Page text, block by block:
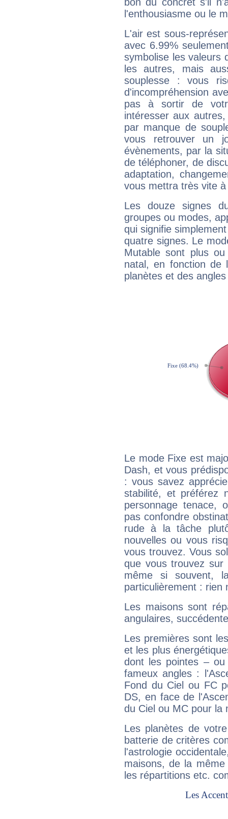
bon du concret s'il
l'enthousiasme ou le
L'air est sous-
avec 6.99%
symbolise les valeurs
les autres, mais
souplesse : vous
d'incompréhension
pas à sortir de
intéresser aux
par manque de
vous retrouver un
évènements, par la
de téléphoner, de
adaptation,
vous mettra très vite
Les douze signes
groupes ou modes,
qui signifie
quatre signes. Le
Mutable sont plus
natal, en fonction de
planètes et des
Le mode Fixe est
Dash, et vous
: vous savez
stabilité, et préférez
personnage tenace,
pas confondre
rude à la tâche
nouvelles ou vous
vous trouvez. Vous
que vous trouvez
même si souvent,
particulièrement : rien
Les maisons sont
angulaires,
Les premières sont
et les plus
dont les pointes –
fameux angles :
Fond du Ciel ou FC
DS, en face de
du Ciel ou MC pour la
Les planètes de
batterie de critères
l'astrologie
maisons, de la
les répartitions etc.